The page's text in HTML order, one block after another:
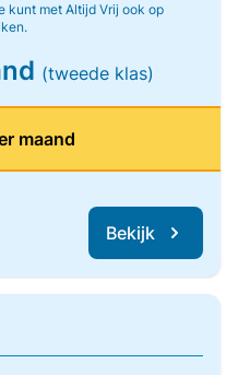
kunt met Altijd Vrij ook op
(tweede klas)
maand
Bekijk